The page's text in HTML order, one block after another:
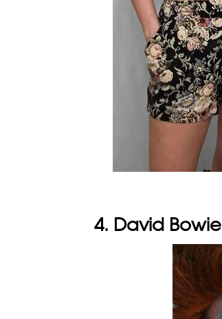
4. David Bowie